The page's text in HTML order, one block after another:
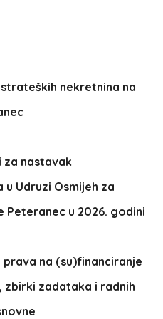
nekretnina na
za nastavak
Udruzi Osmijeh za
Peteranec u 2026. godini
na (su)financiranje
zadataka i radnih